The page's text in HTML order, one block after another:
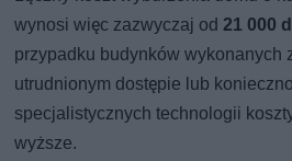
wynosi więc zazwyczaj od21 000
przypadku budynków wykonanych
utrudnionym dostępie lub
specjalistycznych technologii
wyższe.